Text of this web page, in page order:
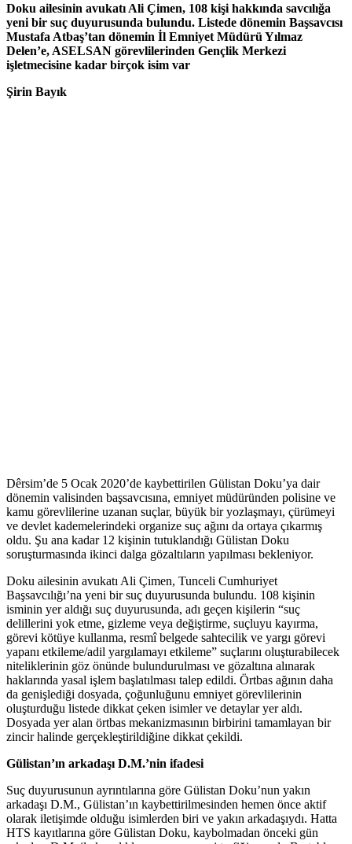
Doku ailesinin avukatı Ali Çimen, 108 kişi hakkında savcılığa
yeni bir suç duyurusunda bulundu. Listede dönemin Başsavcısı
Mustafa Atbaş’tan dönemin İl Emniyet Müdürü Yılmaz
Delen’e, ASELSAN görevlilerinden Gençlik Merkezi
işletmecisine kadar birçok isim var
Şirin Bayık
Dêrsim’de 5 Ocak 2020’de kaybettirilen Gülistan Doku’ya dair
dönemin valisinden başsavcısına, emniyet müdüründen polisine ve
kamu görevlilerine uzanan suçlar, büyük bir yozlaşmayı, çürümeyi
ve devlet kademelerindeki organize suç ağını da ortaya çıkarmış
oldu. Şu ana kadar 12 kişinin tutuklandığı Gülistan Doku
soruşturmasında ikinci dalga gözaltıların yapılması bekleniyor.
Doku ailesinin avukatı Ali Çimen, Tunceli Cumhuriyet
Başsavcılığı’na yeni bir suç duyurusunda bulundu. 108 kişinin
isminin yer aldığı suç duyurusunda, adı geçen kişilerin “suç
delillerini yok etme, gizleme veya değiştirme, suçluyu kayırma,
görevi kötüye kullanma, resmî belgede sahtecilik ve yargı görevi
yapanı etkileme/adil yargılamayı etkileme” suçlarını oluşturabilecek
niteliklerinin göz önünde bulundurulması ve gözaltına alınarak
haklarında yasal işlem başlatılması talep edildi. Örtbas ağının daha
da genişlediği dosyada, çoğunluğunu emniyet görevlilerinin
oluşturduğu listede dikkat çeken isimler ve detaylar yer aldı.
Dosyada yer alan örtbas mekanizmasının birbirini tamamlayan bir
zincir halinde gerçekleştirildiğine dikkat çekildi.
Gülistan’ın arkadaşı D.M.’nin ifadesi
Suç duyurusunun ayrıntılarına göre Gülistan Doku’nun yakın
arkadaşı D.M., Gülistan’ın kaybettirilmesinden hemen önce aktif
olarak iletişimde olduğu isimlerden biri ve yakın arkadaşıydı. Hatta
HTS kayıtlarına göre Gülistan Doku, kaybolmadan önceki gün